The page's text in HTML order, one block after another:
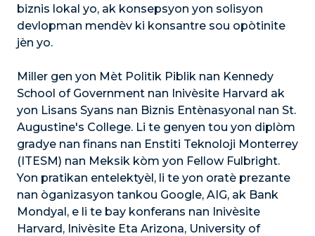
biznis lokal yo, ak konsepsyon yon solisyon
devlopman mendèv ki konsantre sou opòtinite
jèn yo.
Miller gen yon Mèt Politik Piblik nan Kennedy
School of Government nan Inivèsite Harvard ak
yon Lisans Syans nan Biznis Entènasyonal nan St.
Augustine's College. Li te genyen tou yon diplòm
gradye nan finans nan Enstiti Teknoloji Monterrey
(ITESM) nan Meksik kòm yon Fellow Fulbright.
Yon pratikan entelektyèl, li te yon oratè prezante
nan òganizasyon tankou Google, AIG, ak Bank
Mondyal, e li te bay konferans nan Inivèsite
Harvard, Inivèsite Eta Arizona, University of